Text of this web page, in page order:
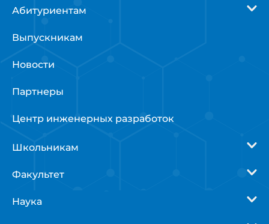
Абитуриентам
Выпускникам
Новости
Партнеры
Центр инженерных разработок
Школьникам
Факультет
Наука